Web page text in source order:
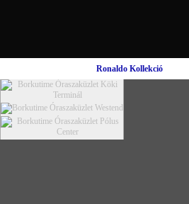
Ronaldo Kollekció